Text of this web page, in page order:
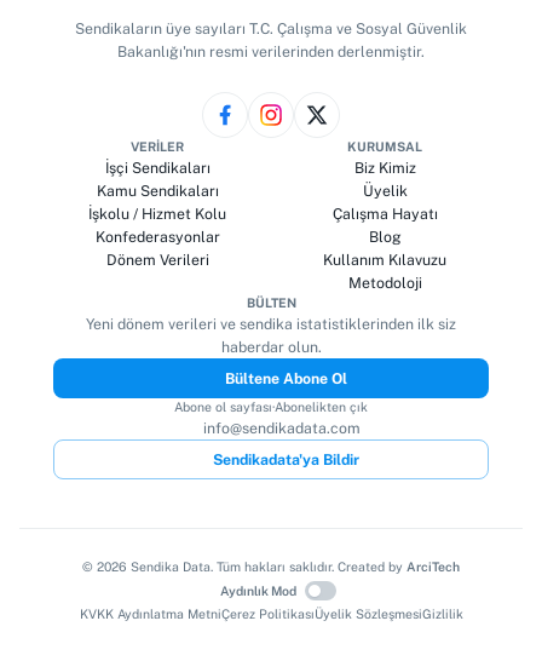
Sendikaların üye sayıları T.C. Çalışma ve Sosyal Güvenlik
Bakanlığı'nın resmi verilerinden derlenmiştir.
VERILER
İşçi Sendikaları
Kamu Sendikaları
İşkolu / Hizmet Kolu
Konfederasyonlar
Dönem Verileri
KURUMSAL
Biz Kimiz
Üyelik
Çalışma Hayatı
Blog
Kullanım Kılavuzu
Metodoloji
BÜLTEN
Yeni dönem verileri ve sendika istatistiklerinden ilk siz
haberdar olun.
Bültene Abone Ol
Abone ol sayfası·Abonelikten çık
info@sendikadata.com
Sendikadata'ya Bildir
© 2026 Sendika Data. Tüm hakları saklıdır. Created by ArciTech
Aydınlık Mod
KVKK Aydınlatma MetniÇerez PolitikasıÜyelik SözleşmesiGizlilik